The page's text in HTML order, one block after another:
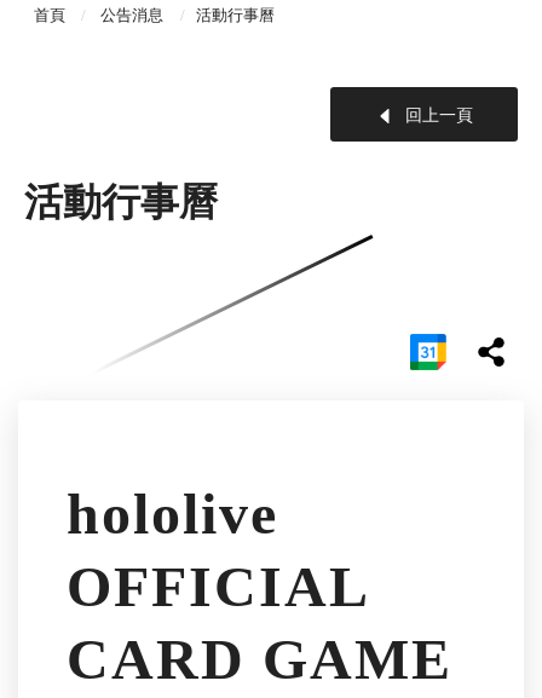
首頁 公告消息 活動行事曆
回上一頁
活動行事曆
hololive
OFFICIAL
CARD GAME